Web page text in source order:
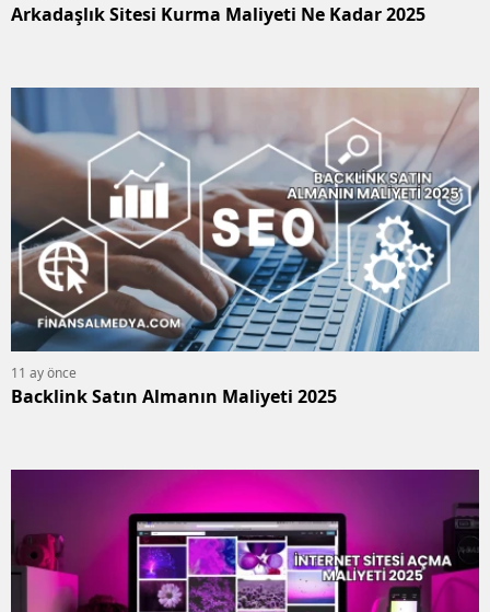
Arkadaşlık Sitesi Kurma Maliyeti Ne Kadar 2025
11 ay önce
Backlink Satın Almanın Maliyeti 2025